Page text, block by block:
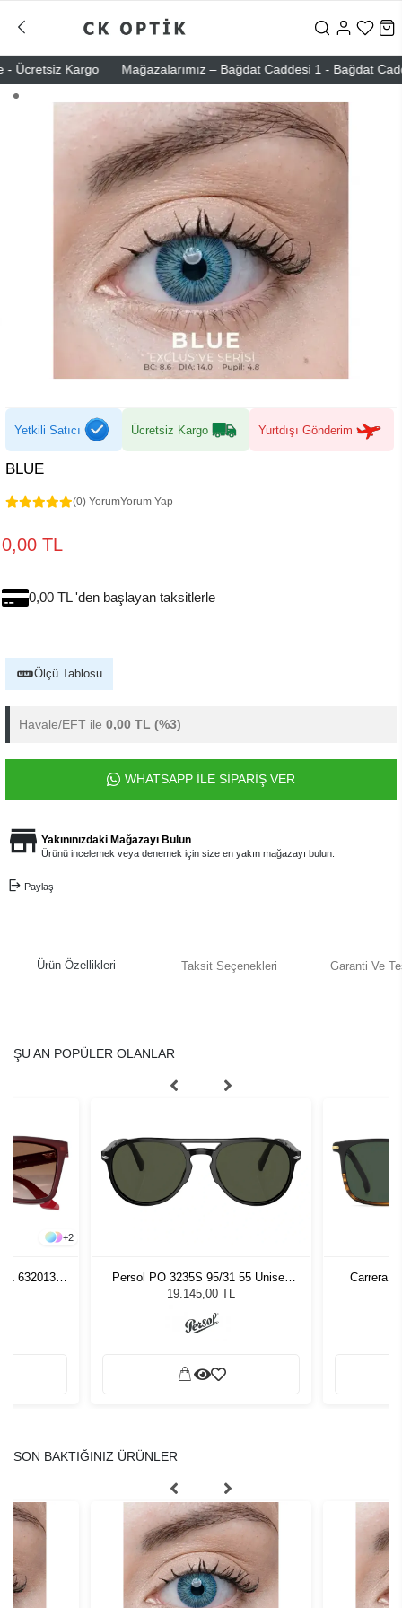
Kargo Mağazalarımız – Bağdat Caddesi 1 - Bağdat
Yetkili Satıcı Ücretsiz Kargo Yurtdışı Gönderim
BLUE
(0) YorumYorum Yap
0,00 TL
0,00 TL 'den başlayan taksitlerle
Ölçü Tablosu
Havale/EFT ile 0,00 TL (%3)
WHATSAPP İLE SİPARİŞ VER
Yakınınızdaki Mağazayı Bulun
Ürünü incelemek veya denemek için size en yakın mağazayı bulun.
Paylaş
Ürün Özellikleri Taksit Seçenekleri Garanti Ve
ŞU AN POPÜLER OLANLAR
+2
632013
Persol PO 3235S 95/31 55 Unisex
Güneş Gözlüğü
19.145,00 TL
Carrera
SON BAKTIĞINIZ ÜRÜNLER